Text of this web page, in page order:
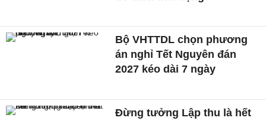
Bộ VHTTDL chọn phương
án nghỉ Tết Nguyên đán
2027 kéo dài 7 ngày
Đừng tưởng Lập thu là hết